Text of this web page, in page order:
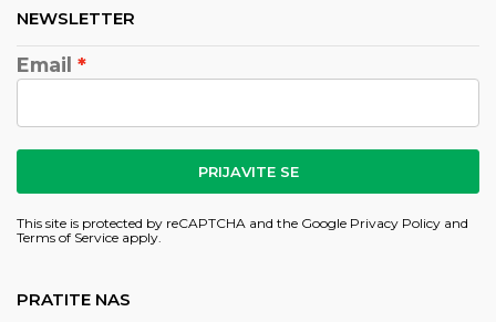
NEWSLETTER
Email
PRIJAVITE SE
This site is protected by reCAPTCHA and the Google Privacy Policy and
Terms of Service apply.
PRATITE NAS